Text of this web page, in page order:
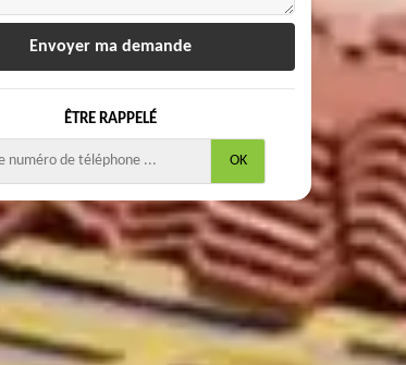
ÊTRE RAPPELÉ